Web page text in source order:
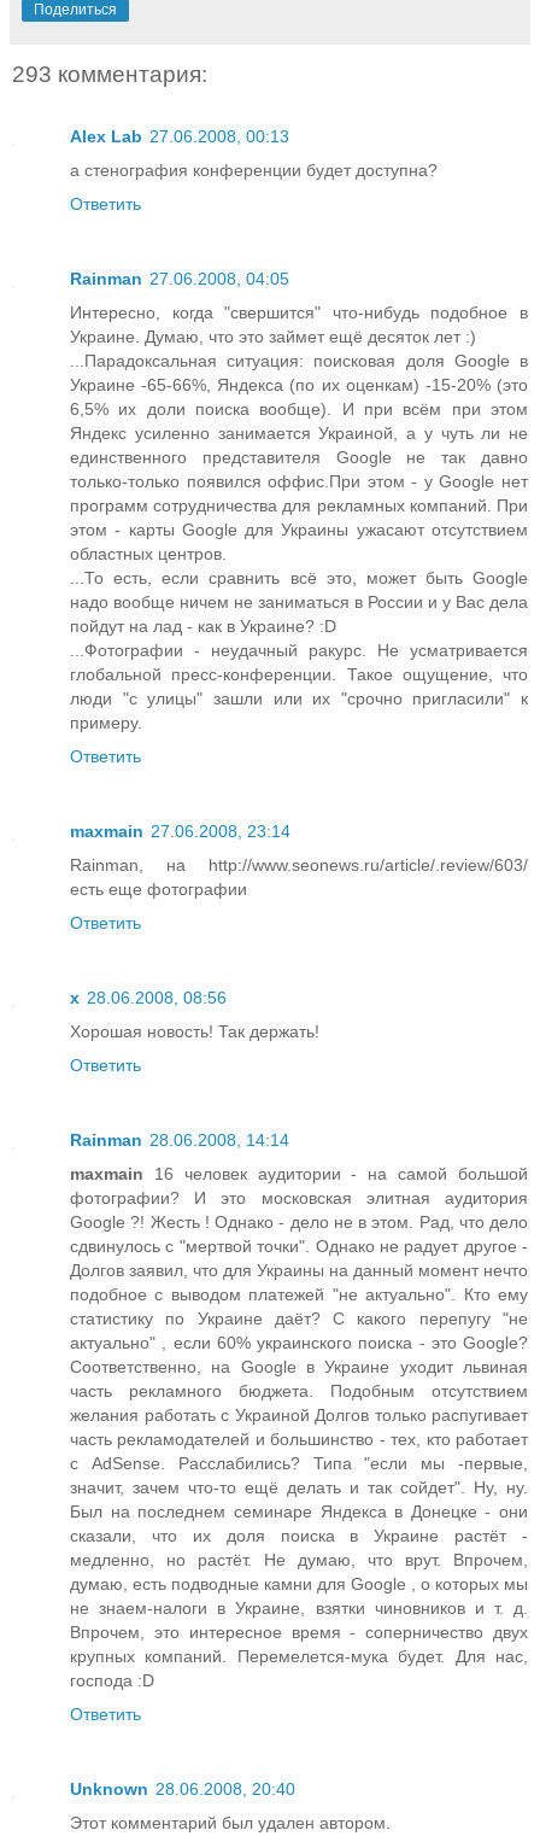
Поделиться
293 комментария:
Alex Lab 27.06.2008, 00:13
а стенография конференции будет доступна?
Ответить
Rainman 27.06.2008, 04:05
Интересно, когда "свершится" что-нибудь подобное в
Украине. Думаю, что это займет ещё десяток лет :)
...Парадоксальная ситуация: поисковая доля Google в
Украине -65-66%, Яндекса (по их оценкам) -15-20% (это
6,5% их доли поиска вообще). И при всём при этом
Яндекс усиленно занимается Украиной, а у чуть ли не
единственного представителя Google не так давно
только-только появился оффис.При этом - у Google нет
программ сотрудничества для рекламных компаний. При
этом - карты Google для Украины ужасают отсутствием
областных центров.
...То есть, если сравнить всё это, может быть Google
надо вообще ничем не заниматься в России и у Вас дела
пойдут на лад - как в Украине? :D
...Фотографии - неудачный ракурс. Не усматривается
глобальной пресс-конференции. Такое ощущение, что
люди "с улицы" зашли или их "срочно пригласили" к
примеру.
Ответить
maxmain 27.06.2008, 23:14
Rainman, на http://www.seonews.ru/article/.review/603/
есть еще фотографии
Ответить
x 28.06.2008, 08:56
Хорошая новость! Так держать!
Ответить
Rainman 28.06.2008, 14:14
maxmain 16 человек аудитории - на самой большой
фотографии? И это московская элитная аудитория
Google ?! Жесть ! Однако - дело не в этом. Рад, что дело
сдвинулось с "мертвой точки". Однако не радует другое -
Долгов заявил, что для Украины на данный момент нечто
подобное с выводом платежей "не актуально". Кто ему
статистику по Украине даёт? С какого перепугу "не
актуально" , если 60% украинского поиска - это Google?
Соответственно, на Google в Украине уходит львиная
часть рекламного бюджета. Подобным отсутствием
желания работать с Украиной Долгов только распугивает
часть рекламодателей и большинство - тех, кто работает
с AdSense. Расслабились? Типа "если мы -первые,
значит, зачем что-то ещё делать и так сойдет". Ну, ну.
Был на последнем семинаре Яндекса в Донецке - они
сказали, что их доля поиска в Украине растёт -
медленно, но растёт. Не думаю, что врут. Впрочем,
думаю, есть подводные камни для Google , о которых мы
не знаем-налоги в Украине, взятки чиновников и т. д.
Впрочем, это интересное время - соперничество двух
крупных компаний. Перемелется-мука будет. Для нас,
господа :D
Ответить
Unknown 28.06.2008, 20:40
Этот комментарий был удален автором.